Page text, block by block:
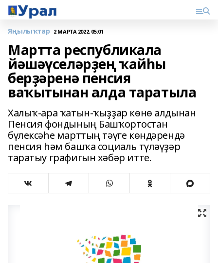
Яңылыҡтар 2 МАРТА 2022, 05:01
Мартта республикала
йәшәүселәрҙең ҡайһы
берҙәренә пенсия
ваҡытынан алда таратыла
Халыҡ-ара ҡатын-ҡыҙҙар көнө алдынан
Пенсия фондының Башҡортостан
бүлексәһе марттың тәүге көндәрендә
пенсия һәм башҡа социаль түләүҙәр
таратыу графигын хәбәр итте.